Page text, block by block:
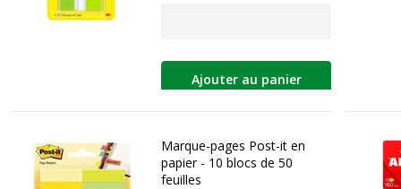
Ajouter au panier
Marque-pages Post-it en
papier - 10 blocs de 50
feuilles